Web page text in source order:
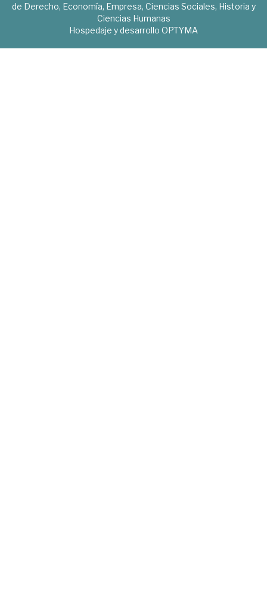
de Derecho, Economía, Empresa, Ciencias Sociales, Historia y
Ciencias Humanas
Hospedaje y desarrollo OPTYMA